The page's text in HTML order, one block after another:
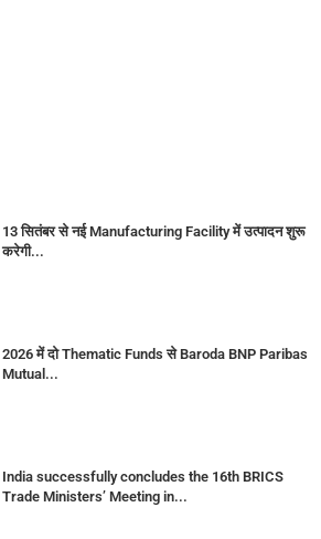
13 सितंबर से नई Manufacturing Facility में उत्पादन शुरू
करेगी...
2026 में दो Thematic Funds से Baroda BNP Paribas
Mutual...
India successfully concludes the 16th BRICS
Trade Ministers’ Meeting in...